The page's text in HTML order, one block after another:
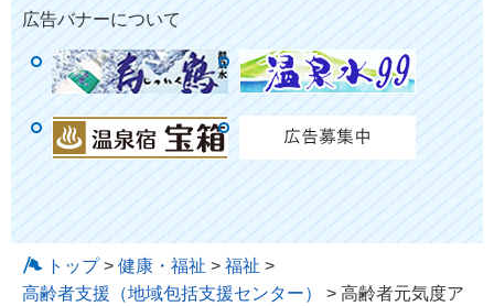
広告バナーについて
トップ>健康・福祉 >福祉 >
高齢者支援（地域包括支援センター）
> 高齢者元気度ア